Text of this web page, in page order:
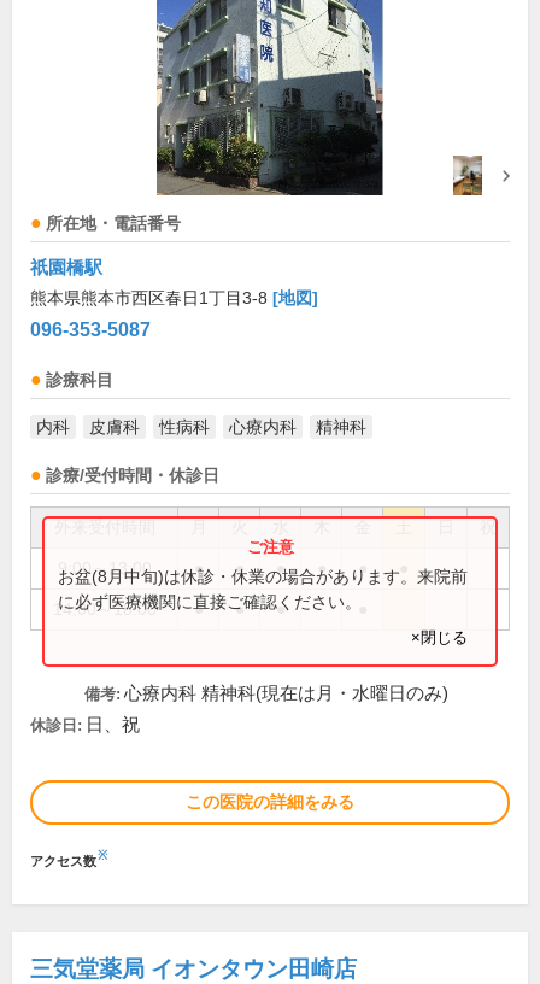
所在地・電話番号
祇園橋駅
熊本県熊本市西区春日1丁目3-8 [地図]
096-353-5087
診療科目
内科 皮膚科 性病科 心療内科 精神科
診療/受付時間・休診日
祝
9:00～13:00 ● ● ● ● ●
14:00～18:00 ● ● ●
お盆(8月中旬)は休診・休業の場合があります。来院前
に必ず医療機関に直接ご確認ください。
×閉じる
備考: 心療内科 精神科(現在は月・水曜日のみ)
休診日: 日、祝
この医院の詳細をみる
アクセス数※
三気堂薬局 イオンタウン田崎店